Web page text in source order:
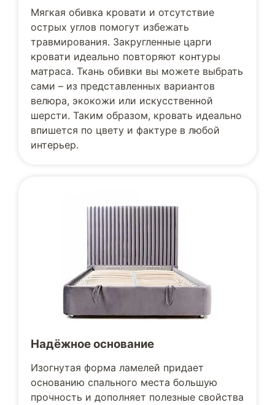
Мягкая обивка кровати и отсутствие
острых углов помогут избежать
травмирования. Закругленные царги
кровати идеально повторяют контуры
матраса. Ткань обивки вы можете выбрать
сами – из представленных вариантов
велюра, экокожи или искусственной
шерсти. Таким образом, кровать идеально
впишется по цвету и фактуре в любой
интерьер.
Надёжное основание
Изогнутая форма ламелей придает
основанию спального места большую
прочность и дополняет полезные свойства